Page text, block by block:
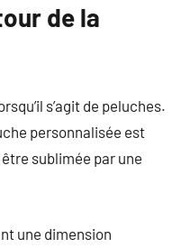
de la
s’agit de peluches.
personnalisée est
sublimée par une
une dimension